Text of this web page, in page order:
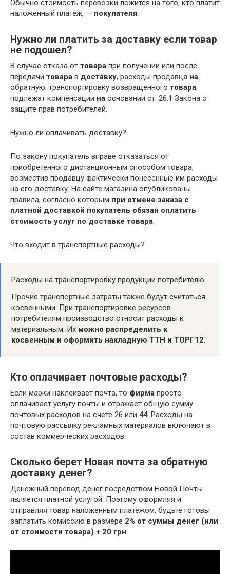
Обычно стоимость перевозки ложится на того, кто платит
наложенный платеж, — покупателя.
Нужно ли платить за доставку если товар
не подошел?
В случае отказа от товара при получении или после
передачи товара в доставку, расходы продавца на
обратную. транспортировку возвращенного товара
подлежат компенсации на основании ст. 26.1 Закона о
защите прав потребителей.
Нужно ли оплачивать доставку?
По закону покупатель вправе отказаться от
приобретенного дистанционным способом товара,
возместив продавцу фактически понесенные им расходы
на его доставку. На сайте магазина опубликованы
правила, согласно которым при отмене заказа с
платной доставкой покупатель обязан оплатить
стоимость услуг по доставке товара.
Что входит в транспортные расходы?
Расходы на транспортировку продукции потребителю
Прочие транспортные затраты также будут считаться
косвенными. При транспортировке ресурсов
потребителям производство относит расходы к
материальным. Их можно распределить к
косвенным и оформить накладную ТТН и ТОРГ12.
Кто оплачивает почтовые расходы?
Если марки наклеивает почта, то фирма просто
оплачивает услугу почты и отражает общую сумму
почтовых расходов на счете 26 или 44. Расходы на
почтовую рассылку рекламных материалов включают в
состав коммерческих расходов.
Сколько берет Новая почта за обратную
доставку денег?
Денежный перевод денег посредством Новой Почты
является платной услугой. Поэтому оформляя и
отправляя товар наложенным платежом, будьте готовы
заплатить комиссию в размере 2% от суммы денег (или
от стоимости товара) + 20 грн.